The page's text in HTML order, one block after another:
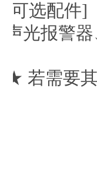
可选配件]
声光报警
★ 若需要